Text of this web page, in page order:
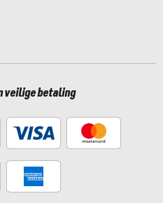
veilige betaling